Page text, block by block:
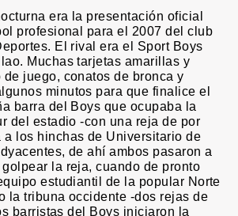
era la presentación oficial
profesional para el 2007 del club
El rival era el Sport Boys
Muchas tarjetas amarillas y
de juego, conatos de bronca y
minutos para que finalice el
barra del Boys que ocupaba la
del estadio -con una reja de por
a los hinchas de Universitario de
de ahí ambos pasaron a
golpear la reja, cuando de pronto
estudiantil de la popular Norte
la tribuna occidente -dos rejas de
barristas del Boys iniciaron la